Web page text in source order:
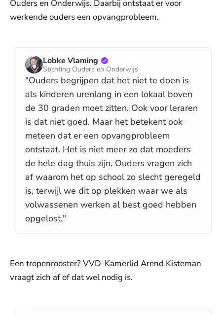
Ouders en Onderwijs. Daarbij ontstaat er voor
werkende ouders een opvangprobleem.
Lobke Vlaming
Stichting Ouders en Onderwijs
"Ouders begrijpen dat het niet te doen is
als kinderen urenlang in een lokaal boven
de 30 graden moet zitten. Ook voor leraren
is dat niet goed. Maar het betekent ook
meteen dat er een opvangprobleem
ontstaat. Het is niet meer zo dat moeders
de hele dag thuis zijn. Ouders vragen zich
af waarom het op school zo slecht geregeld
is, terwijl we dit op plekken waar we als
volwassenen werken al best goed hebben
opgelost."
Een tropenrooster? VVD-Kamerlid Arend Kisteman
vraagt zich af of dat wel nodig is.